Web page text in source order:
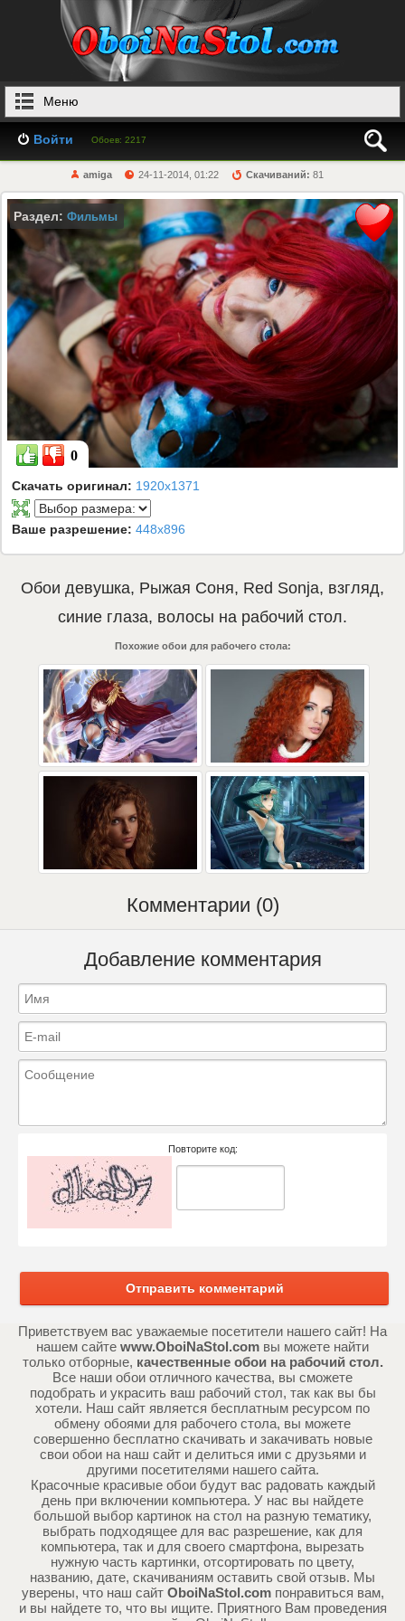
Меню
Войти Обоев: 2217
amiga 24-11-2014, 01:22 Скачиваний: 81
Раздел: Фильмы
0
Скачать оригинал: 1920x1371
Ваше разрешение: 448x896
Обои девушка, Рыжая Соня, Red Sonja, взгляд,
синие глаза, волосы на рабочий стол.
Похожие обои для рабочего стола:
Комментарии (0)
Добавление комментария
Повторите код:
Отправить комментарий
Приветствуем вас уважаемые посетители нашего сайт! На
нашем сайте www.OboiNaStol.com вы можете найти
только отборные, качественные обои на рабочий стол.
Все наши обои отличного качества, вы сможете
подобрать и украсить ваш рабочий стол, так как вы бы
хотели. Наш сайт является бесплатным ресурсом по
обмену обоями для рабочего стола, вы можете
совершенно бесплатно скачивать и закачивать новые
свои обои на наш сайт и делиться ими с друзьями и
другими посетителями нашего сайта.
Красочные красивые обои будут вас радовать каждый
день при включении компьютера. У нас вы найдете
большой выбор картинок на стол на разную тематику,
выбрать подходящее для вас разрешение, как для
компьютера, так и для своего смартфона, вырезать
нужную часть картинки, отсортировать по цвету,
названию, дате, скачиваниям оставить свой отзыв. Мы
уверены, что наш сайт OboiNaStol.comпонравиться вам,
и вы найдете то, что вы ищите. Приятного Вам проведения